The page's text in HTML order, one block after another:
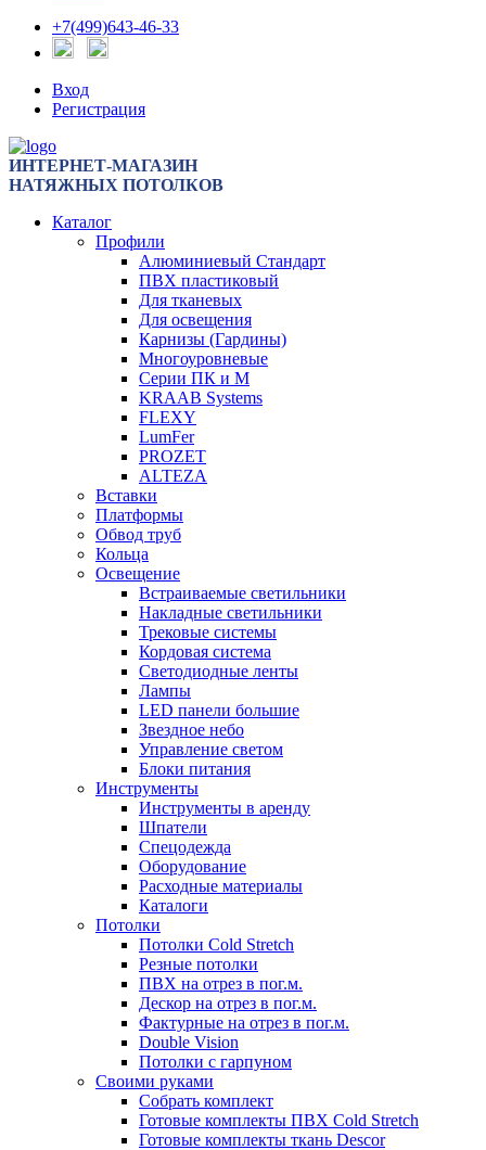
+7(499)643-46-33
Вход
Регистрация
ИНТЕРНЕТ-МАГАЗИН
НАТЯЖНЫХ ПОТОЛКОВ
Каталог
Профили
Алюминиевый Стандарт
ПВХ пластиковый
Для тканевых
Для освещения
Карнизы (Гардины)
Многоуровневые
Серии ПК и М
KRAAB Systems
FLEXY
LumFer
PROZET
ALTEZA
Вставки
Платформы
Обвод труб
Кольца
Освещение
Встраиваемые светильники
Накладные светильники
Трековые системы
Кордовая система
Светодиодные ленты
Лампы
LED панели большие
Звездное небо
Управление светом
Блоки питания
Инструменты
Инструменты в аренду
Шпатели
Спецодежда
Оборудование
Расходные материалы
Каталоги
Потолки
Потолки Cold Stretch
Резные потолки
ПВХ на отрез в пог.м.
Дескор на отрез в пог.м.
Фактурные на отрез в пог.м.
Double Vision
Потолки с гарпуном
Своими руками
Собрать комплект
Готовые комплекты ПВХ Cold Stretch
Готовые комплекты ткань Descor